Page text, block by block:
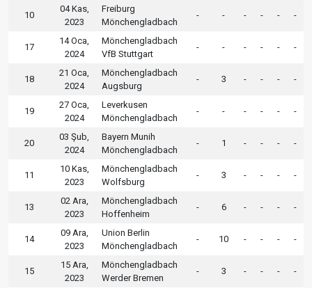
10
04 Kas,
2023
Freiburg
Mönchengladbach
- - - - - -
17
14 Oca,
2024
Mönchengladbach
VfB Stuttgart
- - - - - -
18
21 Oca,
2024
Mönchengladbach
Augsburg
- 3 - - - -
19
27 Oca,
2024
Leverkusen
Mönchengladbach
- - - - - -
20
03 Şub,
2024
Bayern Munih
Mönchengladbach
- 1 - - - -
11
10 Kas,
2023
Mönchengladbach
Wolfsburg
- 3 - - - -
13
02 Ara,
2023
Mönchengladbach
Hoffenheim
- 6 - - - -
14
09 Ara,
2023
Union Berlin
Mönchengladbach
- 10 - - - -
15
15 Ara,
2023
Mönchengladbach
Werder Bremen
- 3 - - - -